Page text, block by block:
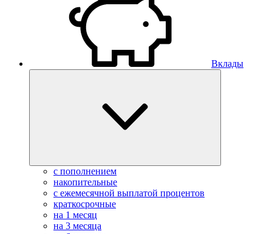
Вклады
с пополнением
накопительные
с ежемесячной выплатой процентов
краткосрочные
на 1 месяц
на 3 месяца